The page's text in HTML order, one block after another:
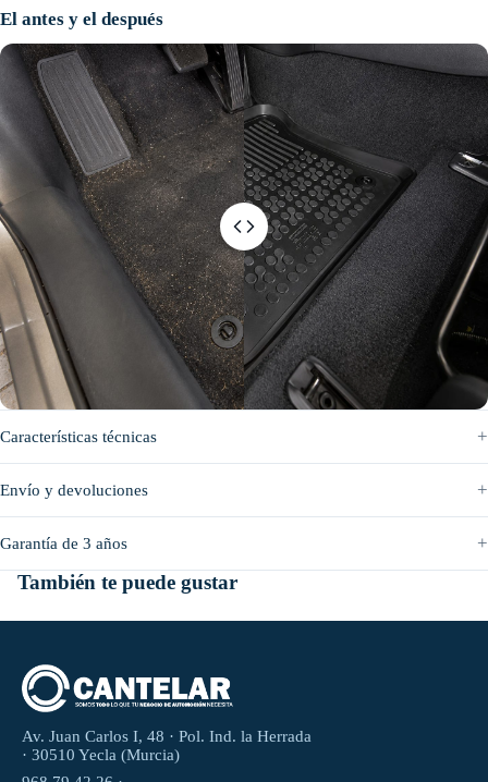
El antes y el después
Después
Características técnicas
Envío y devoluciones
Garantía de 3 años
También te puede gustar
Av. Juan Carlos I, 48 · Pol. Ind. la Herrada
· 30510 Yecla (Murcia)